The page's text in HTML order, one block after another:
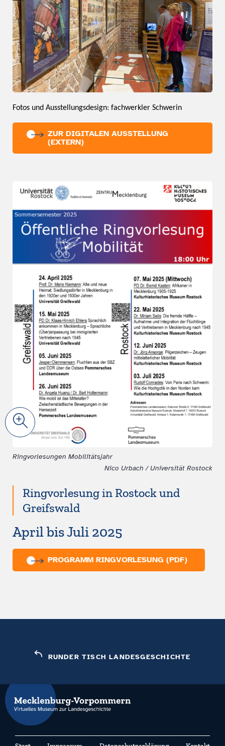
Fotos und Ausstellungsdesign: fachwerkler Schwerin
ZUR DIGITALEN AUSSTELLUNG
(EXTERN)
Zoom
Nico Urbach / Universität Rostock
Ringvorlesungen Mobilitätsjahr
Ringvorlesung in Rostock und
Greifswald
April bis Juli 2025
PROGRAMM RINGVORLESUNG (PDF)
RUNDER TISCH LANDESGESCHICHTE